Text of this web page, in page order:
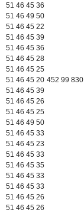
51 46 45 36
51 46 49 50
51 46 45 22
51 46 45 39
51 46 45 36
51 46 45 28
51 46 45 25
51 46 45 20 452 99 830
51 46 45 39
51 46 45 26
51 46 45 25
51 46 49 50
51 46 45 33
51 46 45 23
51 46 45 33
51 46 45 35
51 46 45 33
51 46 45 33
51 46 45 26
51 46 45 26